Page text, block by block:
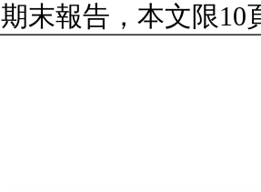
期末報告，本文限10